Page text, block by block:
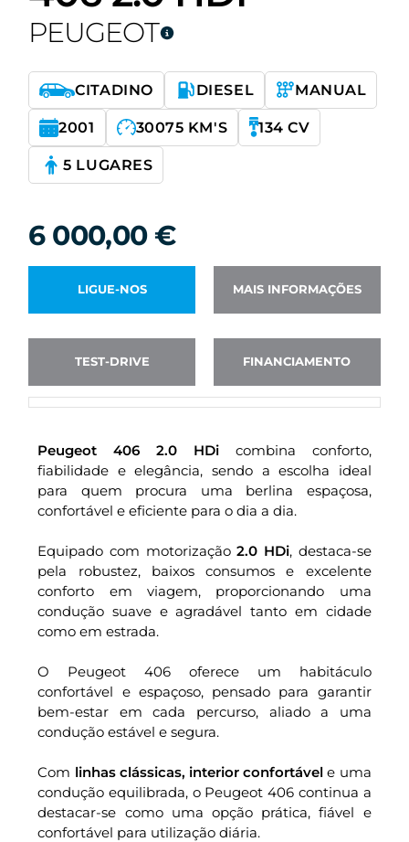
PEUGEOT
CITADINO DIESEL MANUAL
2001 30075 KM'S 134 CV
5 LUGARES
6 000,00€
LIGUE-NOS MAIS INFORMAÇÕES
TEST-DRIVE FINANCIAMENTO
Peugeot 406 2.0 HDicombina conforto,
fiabilidade e elegância, sendo a escolha ideal
para quem procura uma berlina espaçosa,
confortável e eficiente para o dia a dia.
Equipado com motorização2.0 HDi, destaca-se
pela robustez, baixos consumos e excelente
conforto em viagem, proporcionando uma
condução suave e agradável tanto em cidade
como em estrada.
O Peugeot 406 oferece um habitáculo
confortável e espaçoso, pensado para garantir
bem-estar em cada percurso, aliado a uma
condução estável e segura.
Com linhas clássicas, interior confortável e uma
condução equilibrada, o Peugeot 406 continua a
destacar-se como uma opção prática, fiável e
confortável para utilização diária.